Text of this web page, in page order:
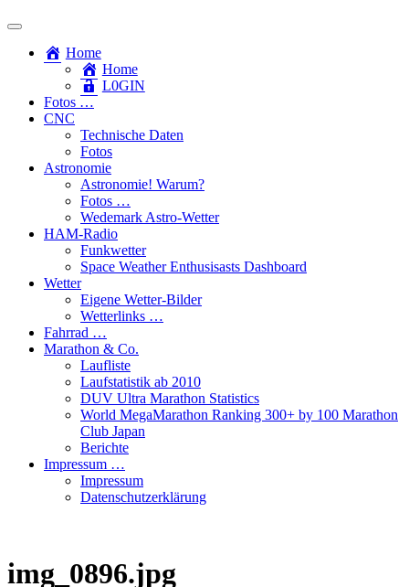
Toggle
search
field
Home
Home
L​0​​GIN
Fotos …
CNC
Technische Daten
Fotos
Astronomie
Astronomie! Warum?
Fotos …
Wedemark Astro-Wetter
HAM-Radio
Funkwetter
Space Weather Enthusisasts Dashboard
Wetter
Eigene Wetter-Bilder
Wetterlinks …
Fahrrad …
Marathon & Co.
Laufliste
Laufstatistik ab 2010
DUV Ultra Marathon Statistics
World MegaMarathon Ranking 300+ by 100 Marathon
Club Japan
Berichte
Impressum …
Impressum
Datenschutzerklärung
img_0896.jpg